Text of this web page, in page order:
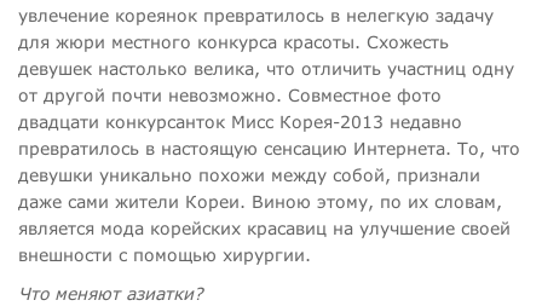
увлечение кореянок превратилось в нелегкую задачу
для жюри местного конкурса красоты. Схожесть
девушек настолько велика, что отличить участниц одну
от другой почти невозможно. Совместное фото
двадцати конкурсанток Мисс Корея-2013 недавно
превратилось в настоящую сенсацию Интернета. То, что
девушки уникально похожи между собой, признали
даже сами жители Кореи. Виною этому, по их словам,
является мода корейских красавиц на улучшение своей
внешности с помощью хирургии.
Что меняют азиатки?